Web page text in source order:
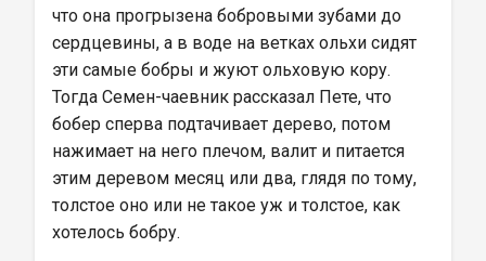
что она прогрызена бобровыми зубами до
сердцевины, а в воде на ветках ольхи сидят
эти самые бобры и жуют ольховую кору.
Тогда Семен-чаевник рассказал Пете, что
бобер сперва подтачивает дерево, потом
нажимает на него плечом, валит и питается
этим деревом месяц или два, глядя по тому,
толстое оно или не такое уж и толстое, как
хотелось бобру.